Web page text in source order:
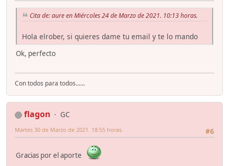
Cita de: aure en Miércoles 24 de Marzo de 2021. 10:13 horas.
Hola elrober, si quieres dame tu email y te lo mando
Ok, perfecto
Con todos para todos......
flagon
GC
#6
Martes 30 de Marzo de 2021. 18:55 horas.
Gracias por el aporte